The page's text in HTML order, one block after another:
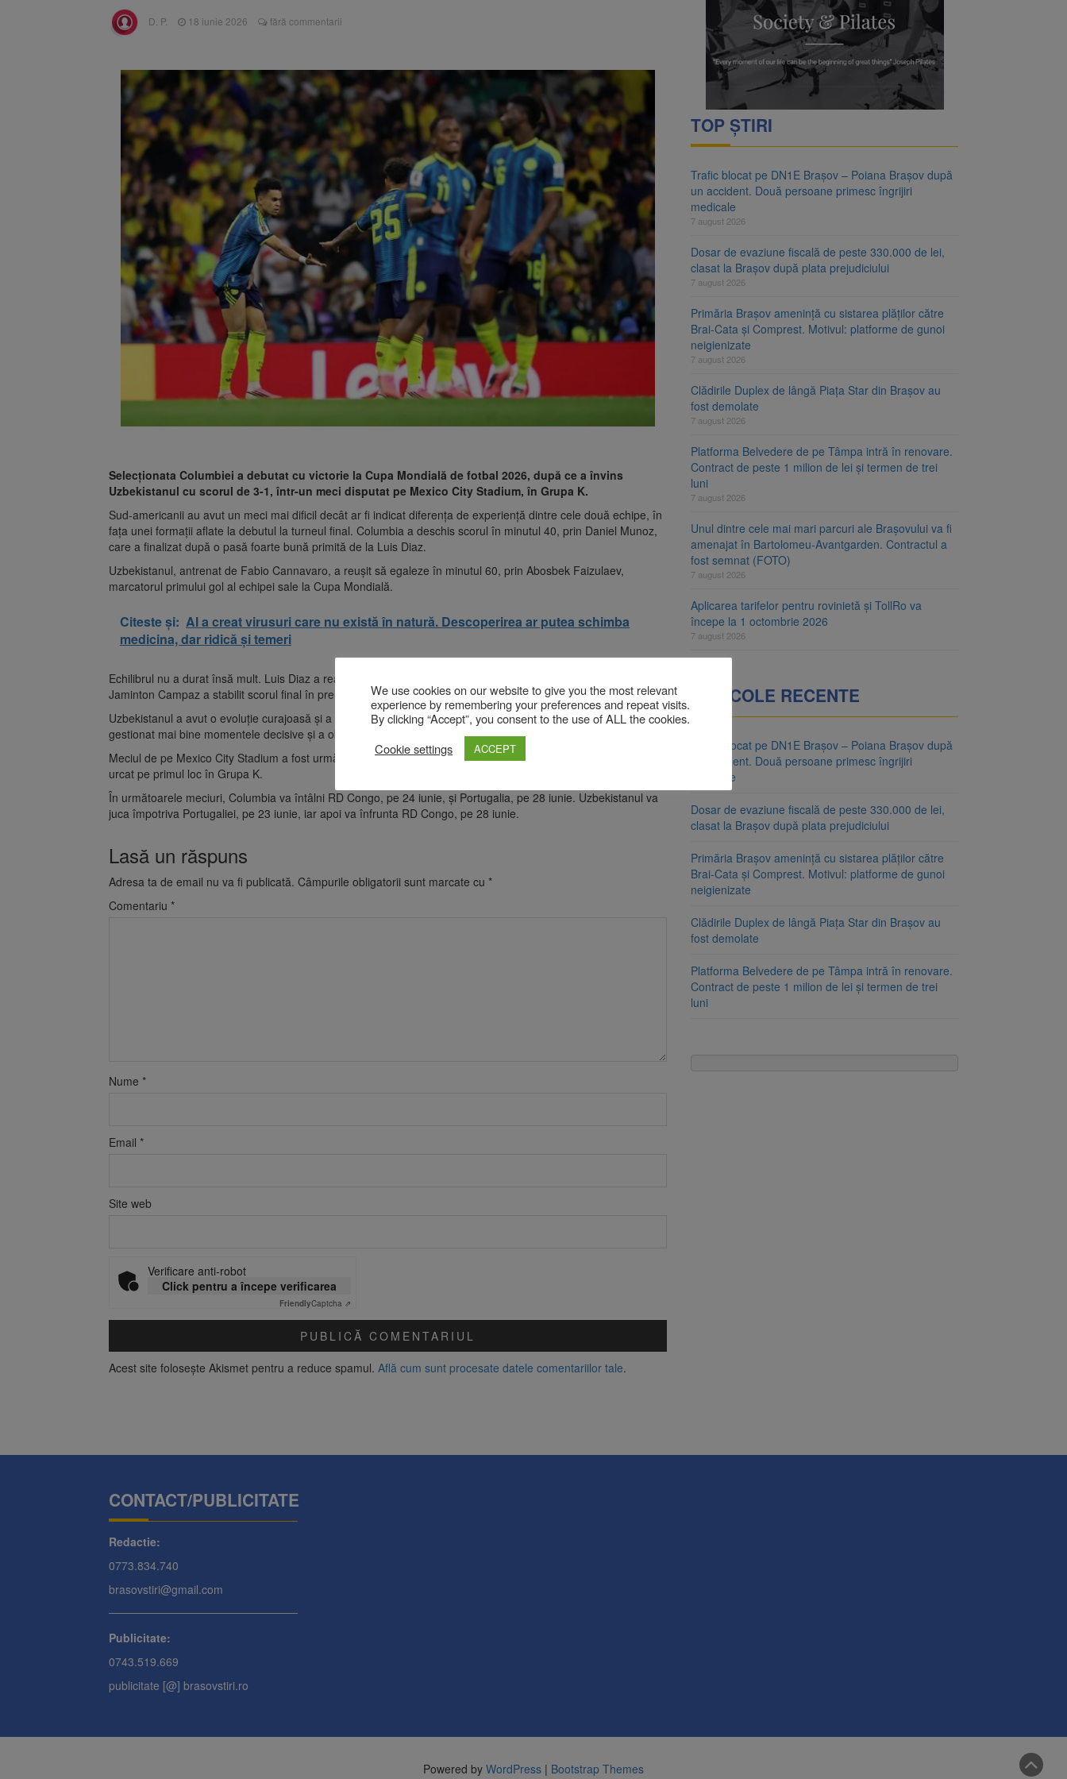
Unul dintre cele mai mari parcuri ale Brașovului va fi amenajat în Bartolomeu-Avantgarden. Contractul a
fost semnat (FOTO)
Trafic blocat pe DN1E Brașov – Poiana Brașov după un accident. Două persoane primesc îngrijiri
D. P. 18 iunie 2026 fără commentarii
Selecționata Columbiei a debutat cu victorie la Cupa Mondială de fotbal 2026, după ce a învins
Uzbekistanul cu scorul de 3-1, într-un meci disputat pe Mexico City Stadium, în Grupa K.
Sud-americanii au avut un meci mai dificil decât ar fi indicat diferența de experiență dintre cele două echipe, în
fața unei formații aflate la debutul la turneul final. Columbia a deschis scorul în minutul 40, prin Daniel Munoz,
care a finalizat după o pasă foarte bună primită de la Luis Diaz.
Uzbekistanul, antrenat de Fabio Cannavaro, a reușit să egaleze în minutul 60, prin Abosbek Faizulaev,
marcatorul primului gol al echipei sale la Cupa Mondială.
Citeste și: AI a creat virusuri care nu există în natură. Descoperirea ar putea schimba
medicina, dar ridică și temeri
Echilibrul nu a durat însă mult. Luis Diaz a readus Columbia în avantaj în minutul 65, după un contraatac, iar
Jaminton Campaz a stabilit scorul final în prelungiri, în minutul 90+9.
Uzbekistanul a avut o evoluție curajoasă și a mai fost aproape de gol în finalul partidei, însă Columbia a
gestionat mai bine momentele decisive și a obținut cele trei puncte.
Meciul de pe Mexico City Stadium a fost urmărit de peste 80.000 de spectatori. Cu acest succes, Columbia a
urcat pe primul loc în Grupa K.
În următoarele meciuri, Columbia va întâlni RD Congo, pe 24 iunie, și Portugalia, pe 28 iunie. Uzbekistanul va
juca împotriva Portugaliei, pe 23 iunie, iar apoi va înfrunta RD Congo, pe 28 iunie.
Lasă un răspuns
Adresa ta de email nu va fi publicată. Câmpurile obligatorii sunt marcate cu *
Comentariu *
Nume *
Email *
Site web
Verificare anti-robot
Click pentru a începe verificarea
FriendlyCaptcha ⇗
Acest site folosește Akismet pentru a reduce spamul. Află cum sunt procesate datele comentariilor tale.
TOP ȘTIRI
Trafic blocat pe DN1E Brașov – Poiana Brașov după
un accident. Două persoane primesc îngrijiri
medicale
7 august 2026
Dosar de evaziune fiscală de peste 330.000 de lei,
clasat la Brașov după plata prejudiciului
7 august 2026
Primăria Brașov amenință cu sistarea plăților către
Brai-Cata și Comprest. Motivul: platforme de gunoi
neigienizate
7 august 2026
Clădirile Duplex de lângă Piața Star din Brașov au
fost demolate
7 august 2026
Platforma Belvedere de pe Tâmpa intră în renovare.
Contract de peste 1 milion de lei și termen de trei
luni
7 august 2026
Unul dintre cele mai mari parcuri ale Brașovului va fi
amenajat în Bartolomeu-Avantgarden. Contractul a
fost semnat (FOTO)
7 august 2026
Aplicarea tarifelor pentru rovinietă și TollRo va
începe la 1 octombrie 2026
7 august 2026
ARTICOLE RECENTE
Trafic blocat pe DN1E Brașov – Poiana Brașov după
un accident. Două persoane primesc îngrijiri
medicale
Dosar de evaziune fiscală de peste 330.000 de lei,
clasat la Brașov după plata prejudiciului
Primăria Brașov amenință cu sistarea plăților către
Brai-Cata și Comprest. Motivul: platforme de gunoi
neigienizate
Clădirile Duplex de lângă Piața Star din Brașov au
fost demolate
Platforma Belvedere de pe Tâmpa intră în renovare.
Contract de peste 1 milion de lei și termen de trei
luni
CONTACT/PUBLICITATE
Redactie:
0773.834.740
brasovstiri@gmail.com
Publicitate:
0743.519.669
publicitate [@] brasovstiri.ro
Powered by WordPress | Bootstrap Themes
We use cookies on our website to give you the most relevant
experience by remembering your preferences and repeat visits.
By clicking “Accept”, you consent to the use of ALL the cookies.
Cookie settings
ACCEPT